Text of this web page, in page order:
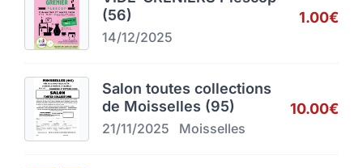
(56)
14/12/2025
1.00€
Salon toutes collections
de Moisselles (95)
21/11/2025 Moisselles
10.00€